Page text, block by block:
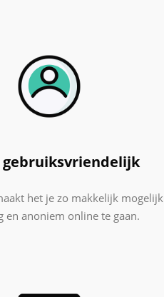
gebruiksvriendelijk
het je zo makkelijk mogelijk
en anoniem online te gaan.